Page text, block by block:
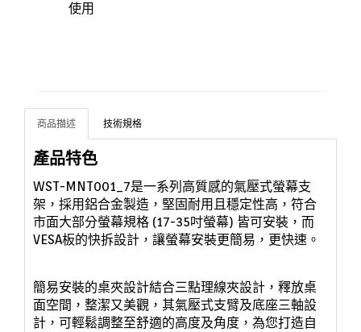
使用
商品描述 技術規格
產品特色
WST-MNT001_7是一系列高質感的氣壓式螢幕支
架，採用鋁合金製造，堅固耐用且穩定性高，符合
市面大部分螢幕規格 (17-35吋螢幕) 皆可安裝，而
VESA板的快拆設計，讓螢幕安裝更簡易，更快速。
簡易安裝的桌夾設計結合三點理線夾設計，釋放桌
面空間，整潔又美觀，其氣壓式支臂及底座三軸設
計，可輕鬆調整至舒適的高度及角度，為您打造自